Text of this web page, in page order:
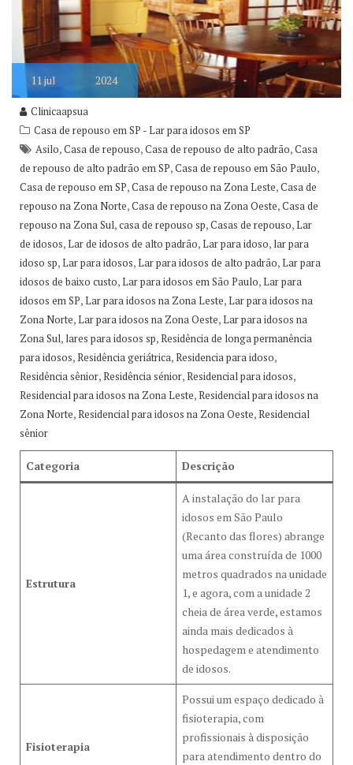
11jul 2024
Clinicaapsua
Casa de repouso em SP - Lar para idosos em SP
Asilo,Casa de repouso,Casa de repouso de alto padrão,Casa
de repouso de alto padrão em SP,Casa de repouso em São Paulo,
Casa de repouso em SP,Casa de repouso na Zona Leste,Casa de
repouso na Zona Norte,Casa de repouso na Zona Oeste,Casa de
repouso na Zona Sul,casa de repouso sp,Casas de repouso,Lar
de idosos,Lar de idosos de alto padrão,Lar para idoso, lar para
idoso sp,Lar para idosos,Lar para idosos de alto padrão,Lar para
idosos de baixo custo,Lar para idosos em São Paulo,Lar para
idosos em SP,Lar para idosos na Zona Leste,Lar para idosos na
Zona Norte,Lar para idosos na Zona Oeste,Lar para idosos na
Zona Sul, lares para idosos sp,Residência de longa permanência
para idosos,Residência geriátrica,Residencia para idoso,
Residência sênior,Residência sénior,Residencial para idosos,
Residencial para idosos na Zona Leste,Residencial para idosos na
Zona Norte,Residencial para idosos na Zona Oeste,Residencial
sênior
Categoria Descrição
Estrutura
A instalação do lar para
idosos em São Paulo
(Recanto das flores) abrange
uma área construída de 1000
metros quadrados na unidade
1, e agora, com a unidade 2
cheia de área verde, estamos
ainda mais dedicados à
hospedagem e atendimento
de idosos.
Fisioterapia
Possui um espaço dedicado à
fisioterapia, com
profissionais à disposição
para atendimento dentro do